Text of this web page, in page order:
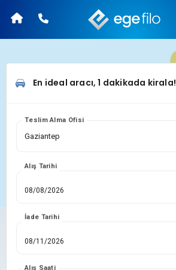
En ideal aracı, 1 dakikada kirala!
Teslim Alma Ofisi
Alış Tarihi
İade Tarihi
Alış Saati